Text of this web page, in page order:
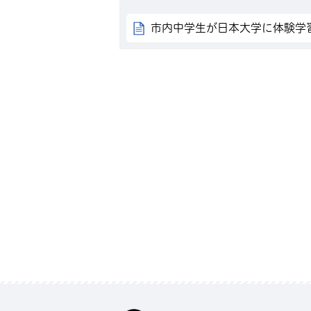
市内中学生が日本大学に体験学